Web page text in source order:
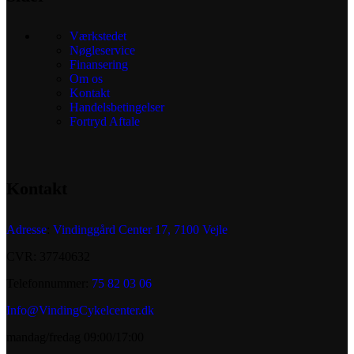
Værkstedet
Nøgleservice
Finansering
Om os
Kontakt
Handelsbetingelser
Fortryd Aftale
Adresse Vindinggård Center 17, 7100 Vejle
75 82 03 06
Info@VindingCykelcenter.dk